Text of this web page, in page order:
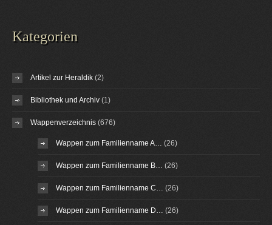
Kategorien
Artikel zur Heraldik (2)
Bibliothek und Archiv (1)
Wappenverzeichnis (676)
Wappen zum Familienname A… (26)
Wappen zum Familienname B… (26)
Wappen zum Familienname C… (26)
Wappen zum Familienname D… (26)